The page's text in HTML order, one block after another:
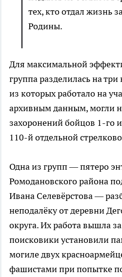
тех, кто отдал жизнь
Родины.
Для максимальной
группа разделилась на
из которых работало на
архивным данным, могли
захоронений бойцов 1-го
110-й отдельной
Одна из групп — пятеро
Ромодановского района
Ивана Селевёрстова —
неподалёку от деревни
округа. Их работа вышла
поисковики установили
могиле двух
фашистами при попытке